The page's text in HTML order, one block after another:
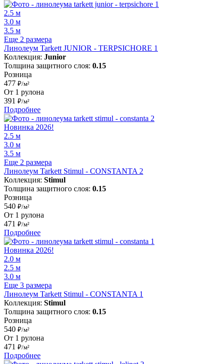
2.5 м
3.0 м
3.5 м
Еще 2 размера
Линолеум Tarkett JUNIOR - TERPSICHORE 1
Коллекция: Junior
Толщина защитного слоя: 0.15
Розница
477 ₽/м²
От 1 рулона
391 ₽/м²
Подробнее
Новинка 2026!
2.5 м
3.0 м
3.5 м
Еще 2 размера
Линолеум Tarkett Stimul - CONSTANTA 2
Коллекция: Stimul
Толщина защитного слоя: 0.15
Розница
540 ₽/м²
От 1 рулона
471 ₽/м²
Подробнее
Новинка 2026!
2.0 м
2.5 м
3.0 м
Еще 3 размера
Линолеум Tarkett Stimul - CONSTANTA 1
Коллекция: Stimul
Толщина защитного слоя: 0.15
Розница
540 ₽/м²
От 1 рулона
471 ₽/м²
Подробнее